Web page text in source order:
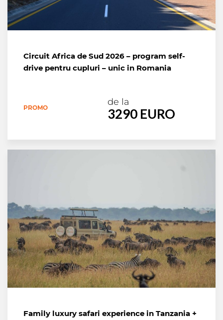
Circuit Africa de Sud 2026 – program self-
drive pentru cupluri – unic in Romania
PROMO
de la
3290 EURO
Family luxury safari experience in Tanzania +